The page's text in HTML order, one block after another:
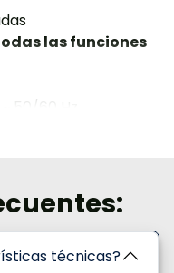
las funciones
50/60 Hz
compatible con
continental
técnicas?